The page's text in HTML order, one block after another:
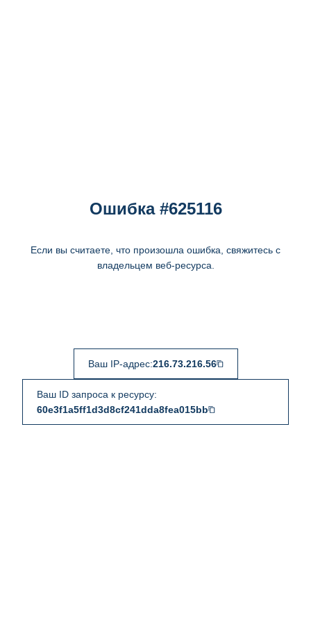
Ошибка #625116
Если вы считаете, что произошла ошибка, свяжитесь с
владельцем веб-ресурса.
Ваш IP-адрес:216.73.216.56
Ваш ID запроса к ресурсу:
60e3f1a5ff1d3d8cf241dda8fea015bb